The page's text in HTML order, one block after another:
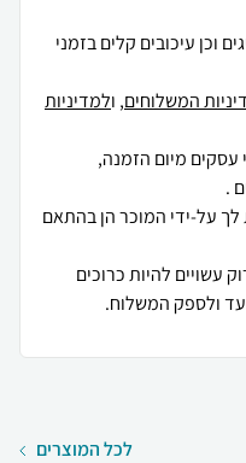
וכן עיכובים קלים בזמני
המשלוחים, ולמדיניות
לך על-ידי המוכר הן בהתאם
עשויים להיות כרוכים
ולספק המשלוח.
לכל המוצרים